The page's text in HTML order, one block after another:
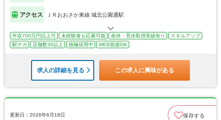
アクセス ＪＲおおさか東線 城北公園通駅
年収700万円以上可 未経験者も応募可能 産休・育休取得実績有り
スキルアップ
駅チカ
店舗数30以上 積極採用中 WEB面接OK
求人の詳細を見る この求人に興味がある
更新日：2026年6月18日 保存する